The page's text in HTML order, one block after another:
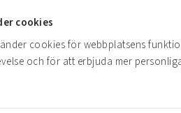
cookies
cookies för webbplatsens
och för att erbjuda mer